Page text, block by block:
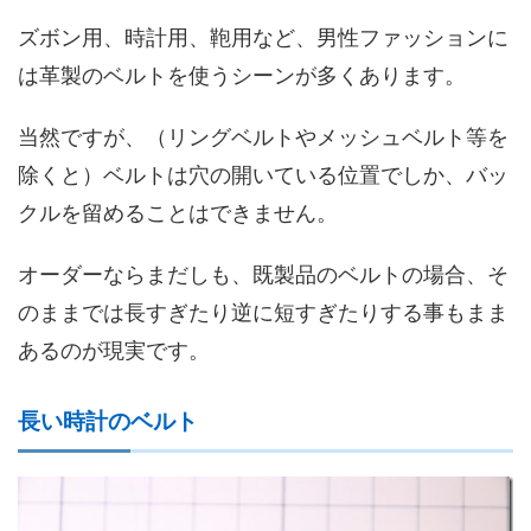
ズボン用、時計用、鞄用など、男性ファッションに
は革製のベルトを使うシーンが多くあります。
当然ですが、（リングベルトやメッシュベルト等を
除くと）ベルトは穴の開いている位置でしか、バッ
クルを留めることはできません。
オーダーならまだしも、既製品のベルトの場合、そ
のままでは長すぎたり逆に短すぎたりする事もまま
あるのが現実です。
長い時計のベルト